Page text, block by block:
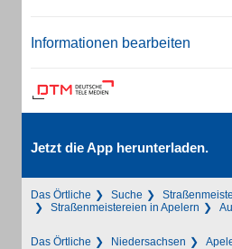
Informationen bearbeiten
Jetzt die App herunterladen.
Das Örtliche Suche
Straßenmeistereien in Apelern
Das Örtliche Niedersachsen